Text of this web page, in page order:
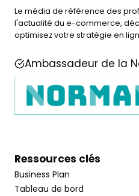
Le média de référence des
l'actualité du e-commerce,
optimisez votre stratégie en
Ambassadeur de la
Ressources clés
Business Plan
Tableau de bord